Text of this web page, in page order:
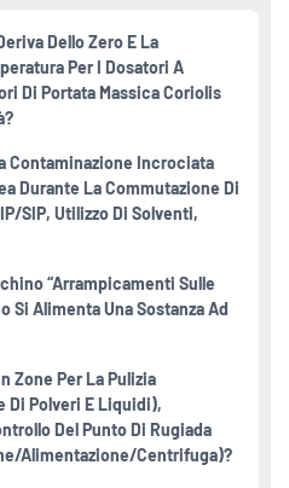
Dello Zero E La
Per I Dosatori A
Di Portata Massica Coriolis
Contaminazione Incrociata
Durante La Commutazione Di
SIP, Utilizzo Di Solventi,
“arrampicamenti Sulle
Si Alimenta Una Sostanza Ad
Zone Per La Pulizia
Di Polveri E Liquidi),
Del Punto Di Rugiada
alimentazione/centrifuga)?